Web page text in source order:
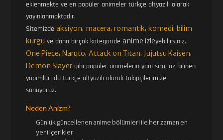
eklenmekte ve en popüler animeler türkçe altyazılı olarak
yayınlanmaktadır.
Sitemizdeaksiyon, macera,romantik, komedi, bilim
kurgu ve daha birçok kategoride anime izleyebilirsiniz.
One Piece, Naruto,Attack on Titan, Jujutsu Kaisen,
Demon Slayer gibi popüler animelerin yanı sıra, az bilinen
yapımları da türkçe altyazılı olarak takipçilerimize
sunuyoruz.
Neden Anizm?
Günlük güncellenen anime bölümleri ile her zaman en
yeni içerikler